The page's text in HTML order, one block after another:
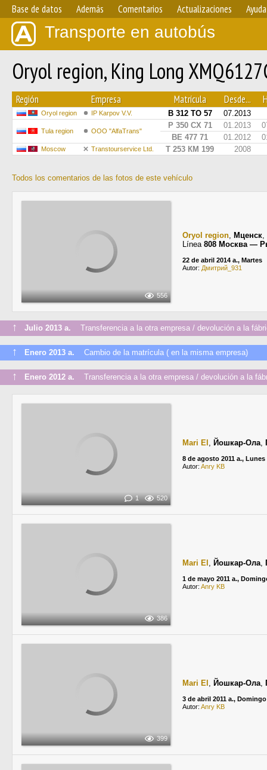
Base de datos Además Comentarios Actualizaciones Ayuda
Transporte en autobús
Oryol region, King Long
Región Empresa Matrícula Desde...
Oryol region IP Karpov V.V. В 312 ТО 57 07.2013
Tula region OOO "AlfaTrans"
Р 350 СХ 71 01.2013
ВЕ 477 71
01.2012
Moscow Transtourservice Ltd. Т 253 КМ 199 2008
Todos los comentarios de las fotos de este vehículo
556
Oryol region, Мценск,
Línea 808 Москва —
22 de abril 2014 a., Martes
Autor: Дмитрий_931
↑ Julio 2013 a. Transferencia a la otra empresa / devolución a la
↑ Enero 2013 a. Cambio de la matrícula ( en la misma empresa)
↑ Enero 2012 a. Transferencia a la otra empresa / devolución a la
1 520
Mari El , Йошкар-Ола,
8 de agosto 2011 a., Lunes
Autor: Anry KB
386
Mari El , Йошкар-Ола,
1 de mayo 2011 a.,
Autor: Anry KB
399
Mari El , Йошкар-Ола,
3 de abril 2011 a., Domingo
Autor: Anry KB